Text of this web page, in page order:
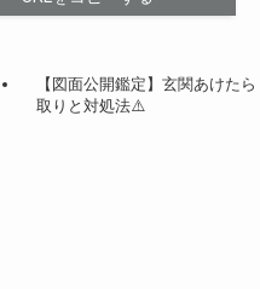
【図面公開鑑定】玄関あけた
取りと対処法⚠️